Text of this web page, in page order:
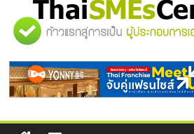
บริการน้ำมัน Shell
สัมมนาลงทุน แฟรนไช
ThaiFranchise Meet
ร้านเครื่องเสียงคุณภาพ
โซลูชันระบบภาพและเสี
"ศูนย์
รวม
ข้อมูล